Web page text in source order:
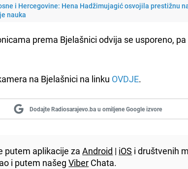
i Hercegovine: Hena Hadžimujagić osvojila prestižnu
nauka
prema Bjelašnici odvija se usporeno,
na Bjelašnici na linku OVDJE.
Dodajte Radiosarajevo.ba u omiljene Google izvore
putem aplikacije zaAndroid | iOS i društvenih
i putem našegViber Chata.